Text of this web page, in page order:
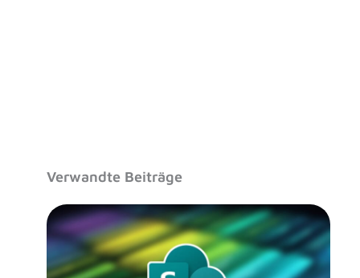
Verwandte Beiträge